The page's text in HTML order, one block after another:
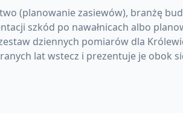
(planowanie zasiewów), branżę
szkód po nawałnicach albo
dziennych pomiarów dla
lat wstecz i prezentuje je obok